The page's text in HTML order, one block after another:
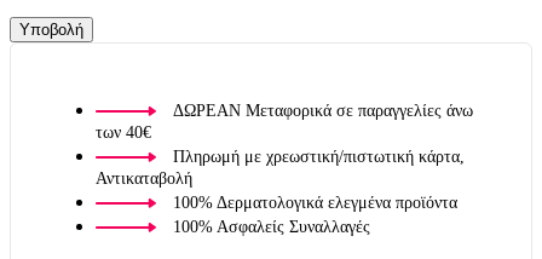
ΔΩΡΕΑΝ Μεταφορικά σε παραγγελίες άνω
των 40€
Πληρωμή με χρεωστική/πιστωτική κάρτα,
Αντικαταβολή
100% Δερματολογικά ελεγμένα προϊόντα
100% Ασφαλείς Συναλλαγές